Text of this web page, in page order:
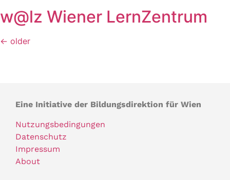
w@lz Wiener LernZentrum
← older
Eine Initiative der Bildungsdirektion für Wien
Nutzungsbedingungen
Datenschutz
Impressum
About